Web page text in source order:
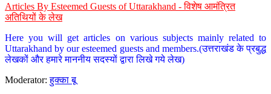
Articles By Esteemed Guests of Uttarakhand - विशेष आमंत्रित
अतिथियों के लेख
Here you will get articles on various subjects mainly related to
Uttarakhand by our esteemed guests and members.(उत्तराखंड के प्रबुद्ध
लेखकों और हमारे माननीय सदस्यों द्वारा लिखे गये लेख)
Moderator:हुक्का बू